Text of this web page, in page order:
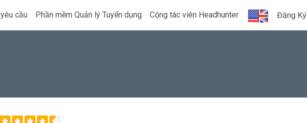
cầu Phần mềm Quản lý Tuyển dụng Cộng tác viên Headhunter Đăng Ký